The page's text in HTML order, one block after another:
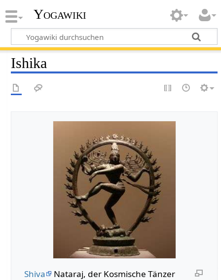
Yogawiki
Ishika
Shiva Nataraj, der Kosmische Tänzer